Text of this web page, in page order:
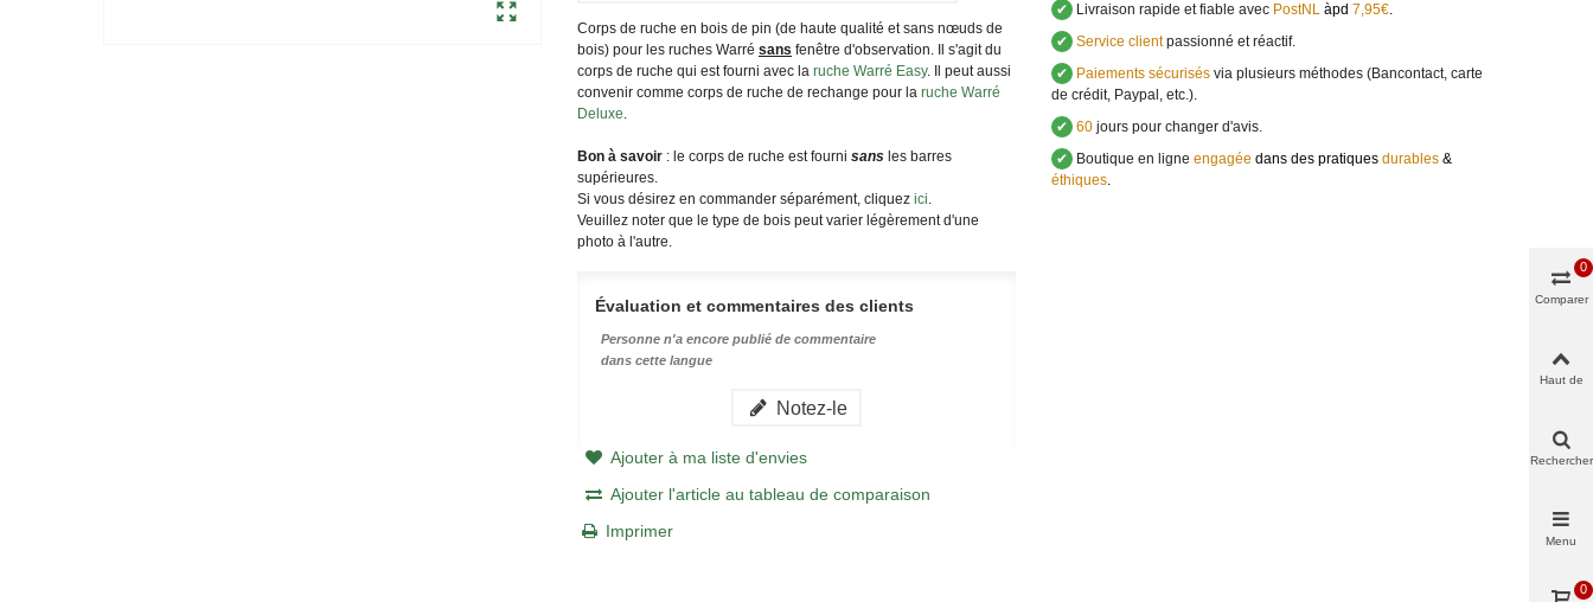
Corps de ruche en bois de pin (de haute qualité et sans nœuds de
bois) pour les ruches Warré sans fenêtre d'observation. Il s'agit du
corps de ruche qui est fourni avec la ruche Warré Easy. Il peut aussi
convenir comme corps de ruche de rechange pour la ruche Warré
Deluxe.
Bon à savoir: le corps de ruche est fourni sansles barres
supérieures.
Si vous désirez en commander séparément, cliquez ici.
Veuillez noter que le type de bois peut varier légèrement d'une
photo à l'autre.
Évaluation et commentaires des clients
Personne n'a encore publié de commentaire
dans cette langue
Notez-le
Ajouter à ma liste d'envies
Ajouter l'article au tableau de comparaison
Imprimer
✔ Livraison rapide et fiable avecPostNL àpd 7,95€.
✔ Service clientpassionné et réactif.
✔ Paiements sécurisésvia plusieurs méthodes (Bancontact, carte
de crédit, Paypal, etc.).
✔ 60jours pour changer d'avis.
✔ Boutique en ligne engagée dans des pratiques durables&
éthiques.
Comparer
0
Haut de
Rechercher
Menu
0